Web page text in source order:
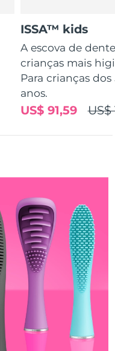
ISSA™ kids
A escova de
crianças mais
Para crianças dos
anos.
US$
US$ 91,59
Entrega prevista8/11/26
Entrega prevista
Entrega prevista8/10/26
Entrega prevista8/11/26